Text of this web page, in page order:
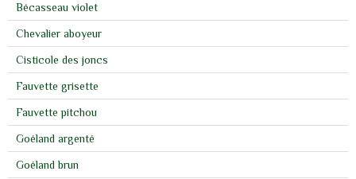
Bécasseau violet
Chevalier aboyeur
Cisticole des joncs
Fauvette grisette
Fauvette pitchou
Goéland argenté
Goéland brun